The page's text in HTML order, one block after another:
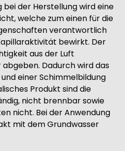
bei der Herstellung wird eine
welche zum einen für die
verantwortlich
bewirkt. Der
aus der Luft
Dadurch wird das
einer Schimmelbildung
Produkt sind die
nicht brennbar sowie
nicht. Bei der Anwendung
mit dem Grundwasser